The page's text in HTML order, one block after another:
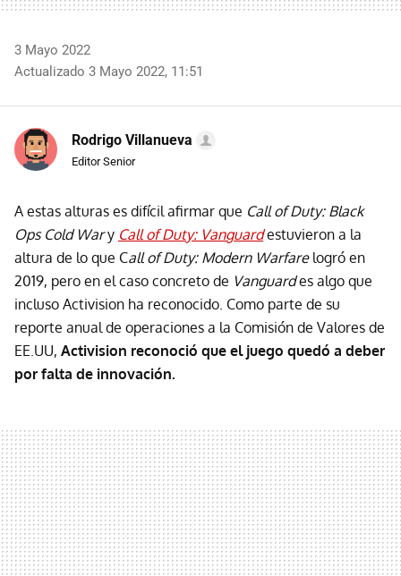
3 Mayo 2022
Actualizado 3 Mayo 2022, 11:51
Rodrigo Villanueva
Editor Senior
A estas alturas es difícil afirmar que Call of Duty: Black
Ops Cold Wary Call of Duty: Vanguard estuvieron a la
altura de lo que Call of Duty: Modern Warfarelogró en
2019, pero en el caso concreto de Vanguardes algo que
incluso Activision ha reconocido. Como parte de su
reporte anual de operaciones a la Comisión de Valores de
EE.UU, Activision reconoció que el juego quedó a deber
por falta de innovación.